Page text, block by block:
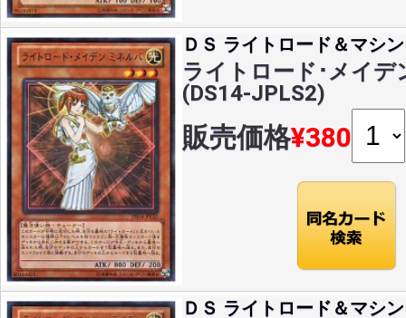
ＤＳ ライトロード＆マシ
ライトロード･メイデ
(DS14-JPLS2)
販売価格¥380
ＤＳ ライトロード＆マシ